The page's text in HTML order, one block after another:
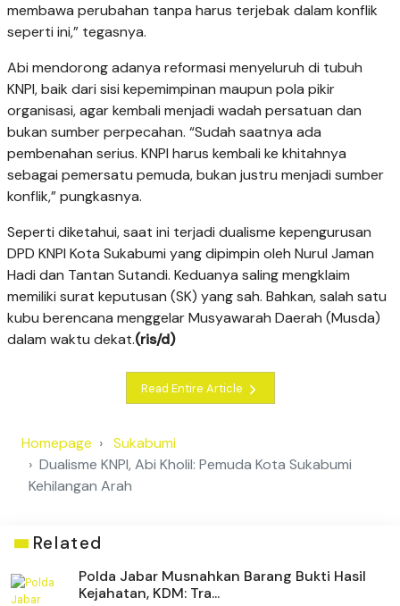
membawa perubahan tanpa harus terjebak dalam konflik
seperti ini,” tegasnya.
Abi mendorong adanya reformasi menyeluruh di tubuh
KNPI, baik dari sisi kepemimpinan maupun pola pikir
organisasi, agar kembali menjadi wadah persatuan dan
bukan sumber perpecahan. “Sudah saatnya ada
pembenahan serius. KNPI harus kembali ke khitahnya
sebagai pemersatu pemuda, bukan justru menjadi sumber
konflik,” pungkasnya.
Seperti diketahui, saat ini terjadi dualisme kepengurusan
DPD KNPI Kota Sukabumi yang dipimpin oleh Nurul Jaman
Hadi dan Tantan Sutandi. Keduanya saling mengklaim
memiliki surat keputusan (SK) yang sah. Bahkan, salah satu
kubu berencana menggelar Musyawarah Daerah (Musda)
dalam waktu dekat.(ris/d)
Read Entire Article
Homepage
Sukabumi
Dualisme KNPI, Abi Kholil: Pemuda Kota Sukabumi
Kehilangan Arah
Related
Polda Jabar Musnahkan Barang Bukti Hasil
Kejahatan, KDM: Tra...